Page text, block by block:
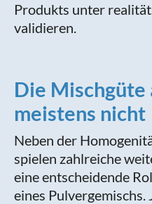
Produkts unter
validieren.
Die Mischgüte
meistens nicht
Neben der
spielen zahlreiche
eine entscheidende
eines Pulvergemischs.